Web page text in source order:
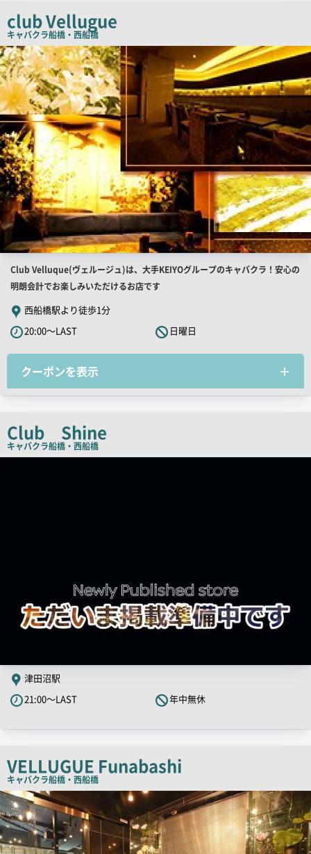
ピ
ー
club Vellugue
キャバクラ船橋・西船橋
店
舗
PR
画
像
店
舗
PR
キ
ャ
ッ
コ
Club Velluque(ヴェルージュ)は、大手KEIYOグループのキャバクラ！安心の
明朗会計でお楽しみいただけるお店です
西船橋駅より徒歩1分
20:00～LAST
日曜日
クーポンを表示
Club Shine
キャバクラ船橋・西船橋
津田沼駅
21:00～LAST
年中無休
VELLUGUE Funabashi
キャバクラ船橋・西船橋
店
舗
PR
画
像